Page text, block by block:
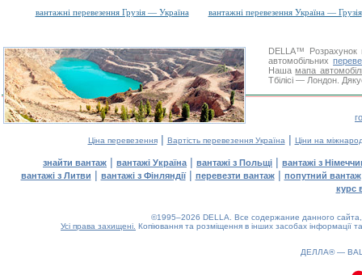
вантажні перевезення Грузія — Україна
вантажні перевезення Україна — Грузія
DELLA™
Розрахунок
автомобільних
Нашамапа
Тбілісі — Лондон.
Ціна перевезення| Вартість перевезення Україна | Ціни на
знайти вантаж | вантажі Україна | вантажі з Польщі | вантажі з
вантажі з Литви | вантажі з Фінляндії| перевезти вантаж| попутний вантаж
курс
©1995–2026 DELLA. Все содержание данного
Усі права захищені. Копіювання та розміщення в інших засобах інформації
ДЕЛЛА® —